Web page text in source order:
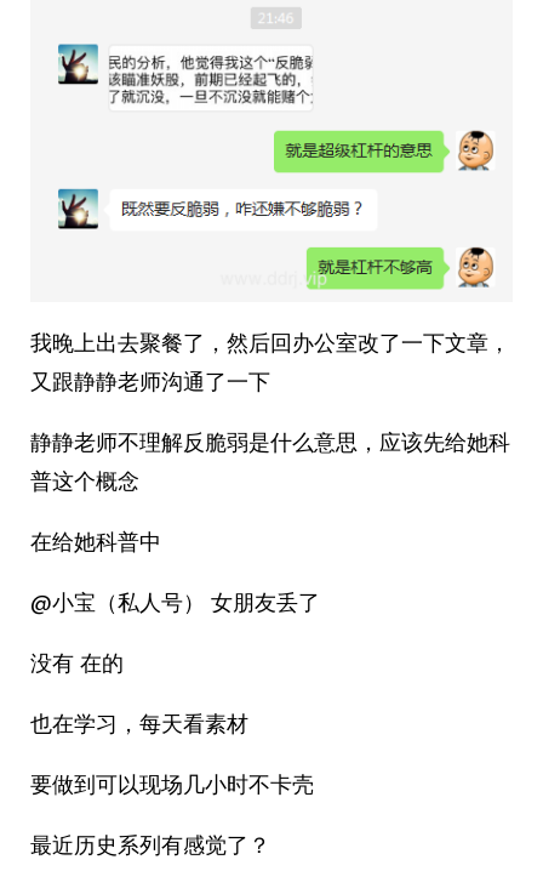
我晚上出去聚餐了，然后回办公室改了一下文章，
又跟静静老师沟通了一下
静静老师不理解反脆弱是什么意思，应该先给她科
普这个概念
在给她科普中
@小宝（私人号） 女朋友丢了
没有 在的
也在学习，每天看素材
要做到可以现场几小时不卡壳
最近历史系列有感觉了？